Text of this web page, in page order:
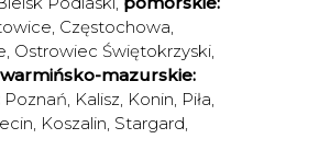
, Częstochowa,
, Ostrowiec Świętokrzyski,
warmińsko-mazurskie:
Poznań, Kalisz, Konin, Piła,
, Koszalin, Stargard,